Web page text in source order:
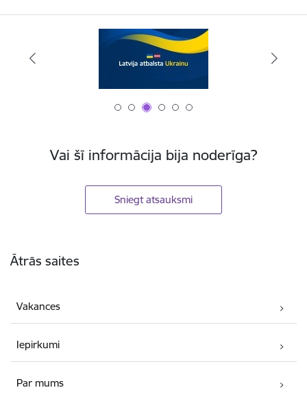
Vai šī informācija bija noderīga?
Sniegt atsauksmi
Ātrās saites
Vakances
Iepirkumi
Par mums